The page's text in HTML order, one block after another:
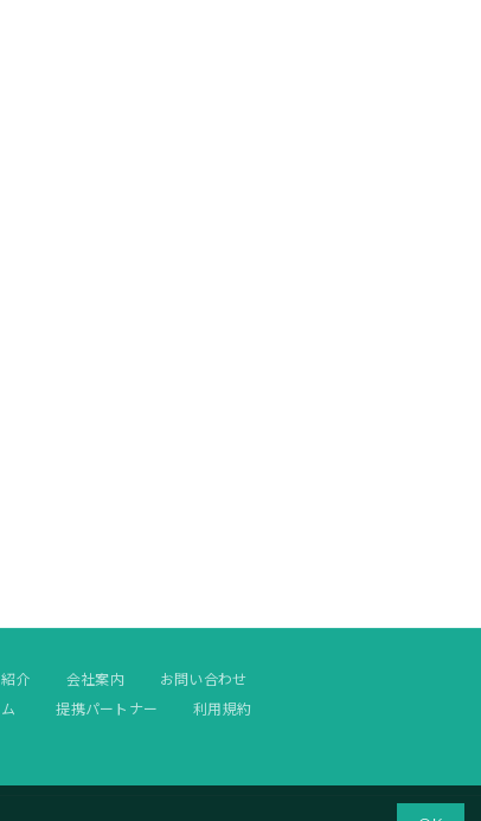
介 会社案内
お問い合わせ
提携パートナー
利用規約